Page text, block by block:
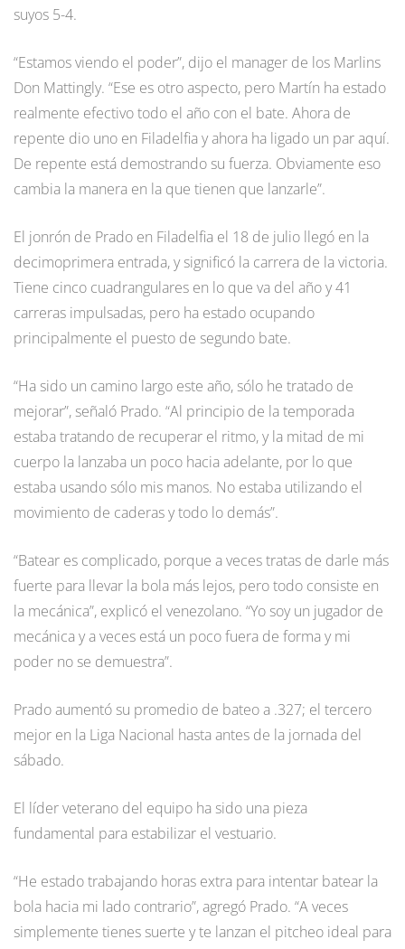
suyos 5-4.
“Estamos viendo el poder”, dijo el manager de los Marlins
Don Mattingly. “Ese es otro aspecto, pero Martín ha estado
realmente efectivo todo el año con el bate. Ahora de
repente dio uno en Filadelfia y ahora ha ligado un par aquí.
De repente está demostrando su fuerza. Obviamente eso
cambia la manera en la que tienen que lanzarle”.
El jonrón de Prado en Filadelfia el 18 de julio llegó en la
decimoprimera entrada, y significó la carrera de la victoria.
Tiene cinco cuadrangulares en lo que va del año y 41
carreras impulsadas, pero ha estado ocupando
principalmente el puesto de segundo bate.
“Ha sido un camino largo este año, sólo he tratado de
mejorar”, señaló Prado. “Al principio de la temporada
estaba tratando de recuperar el ritmo, y la mitad de mi
cuerpo la lanzaba un poco hacia adelante, por lo que
estaba usando sólo mis manos. No estaba utilizando el
movimiento de caderas y todo lo demás”.
“Batear es complicado, porque a veces tratas de darle más
fuerte para llevar la bola más lejos, pero todo consiste en
la mecánica”, explicó el venezolano. “Yo soy un jugador de
mecánica y a veces está un poco fuera de forma y mi
poder no se demuestra”.
Prado aumentó su promedio de bateo a .327; el tercero
mejor en la Liga Nacional hasta antes de la jornada del
sábado.
El líder veterano del equipo ha sido una pieza
fundamental para estabilizar el vestuario.
“He estado trabajando horas extra para intentar batear la
bola hacia mi lado contrario”, agregó Prado. “A veces
simplemente tienes suerte y te lanzan el pitcheo ideal para